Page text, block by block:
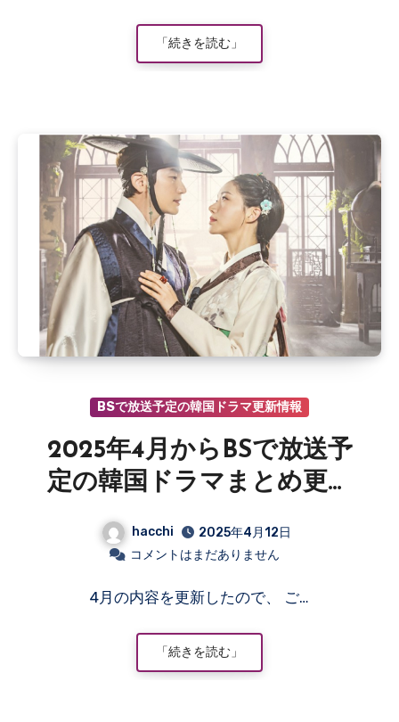
「続きを読む」
BSで放送予定の韓国ドラマ更新情報
2025年4月からBSで放送予
定の韓国ドラマまとめ更新
hacchi
2025年4月12日
コメントはまだありません
4月の内容を更新したので、 ご…
「続きを読む」